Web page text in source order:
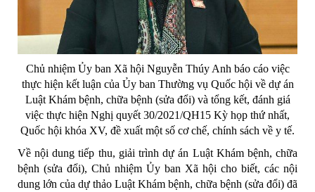
Chủ nhiệm Ủy ban Xã hội Nguyễn Thúy Anh báo cáo việc
thực hiện kết luận của Ủy ban Thường vụ Quốc hội về dự án
Luật Khám bệnh, chữa bệnh (sửa đổi) và tổng kết, đánh giá
việc thực hiện Nghị quyết 30/2021/QH15 Kỳ họp thứ nhất,
Quốc hội khóa XV, đề xuất một số cơ chế, chính sách về y tế.
Về nội dung tiếp thu, giải trình dự án Luật Khám bệnh, chữa
bệnh (sửa đổi), Chủ nhiệm Ủy ban Xã hội cho biết, các nội
dung lớn của dự thảo Luật Khám bệnh, chữa bệnh (sửa đổi) đã